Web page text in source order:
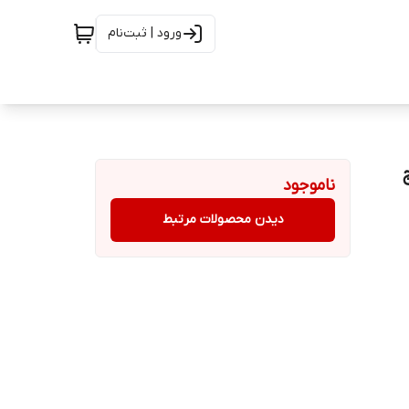
ورود | ثبت‌نام
ناموجود
دیدن محصولات مرتبط